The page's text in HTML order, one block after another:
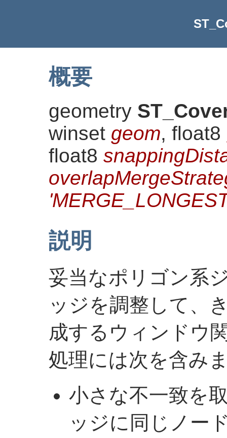
概要
geometry
winset geom, float8
float8
説明
妥当なポリゴン系
ッジを調整して、
成するウィンドウ
処理には次を含み
小さな不一致を
ッジに同じノー